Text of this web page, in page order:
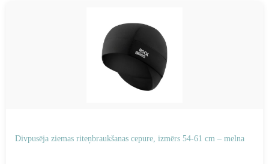
Divpusēja ziemas riteņbraukšanas cepure, izmērs 54-61 cm – melna